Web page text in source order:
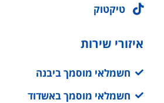
טיקטוק
איזורי שירות
חשמלאי מוסמך ביבנה
חשמלאי מוסמך באשדוד